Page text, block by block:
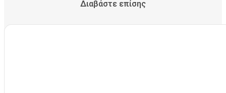
Διαβάστε επίσης